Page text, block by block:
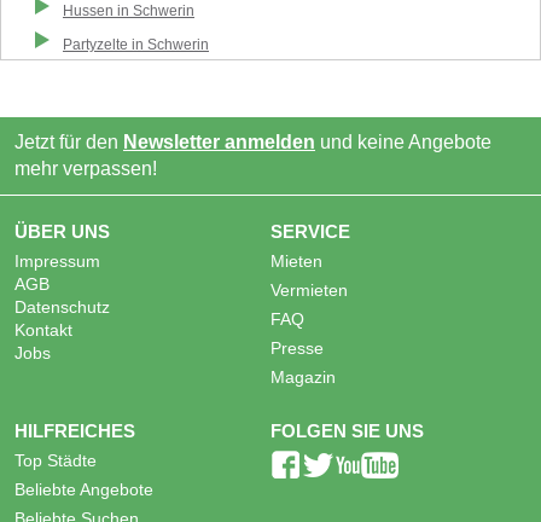
Hussen in Schwerin
Partyzelte in Schwerin
Jetzt für den Newsletter anmelden und keine Angebote
mehr verpassen!
ÜBER UNS
Impressum
AGB
Datenschutz
Kontakt
Jobs
SERVICE
Mieten
Vermieten
FAQ
Presse
Magazin
HILFREICHES
Top Städte
Beliebte Angebote
FOLGEN SIE UNS